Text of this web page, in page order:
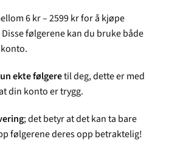
6 kr – 2599 kr for å kjøpe
følgerene kan du bruke både
ekte følgeretil deg, dette er med
din konto er trygg.
; det betyr at det kan ta bare
følgerene deres opp betraktelig!